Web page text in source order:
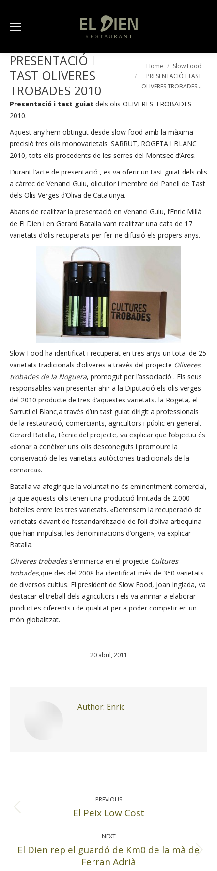
PRESENTACIÓ I
TAST OLIVERES
TROBADES 2010
You are here:
Home
Slow Food
PRESENTACIÓ I TAST
OLIVERES TROBADES…
Presentació i tast guiat dels olis OLIVERES TROBADES
2010.
Aquest any hem obtingut desde slow food amb la màxima
precisió tres olis monovarietals: SARRUT, ROGETA I BLANC
2010, tots ells procedents de les serres del Montsec d’Ares.
Durant l’acte de presentació , es va oferir un tast guiat dels olis
a càrrec de Venanci Guiu, olicultor i membre del Panell de Tast
dels Olis Verges d’Oliva de Catalunya.
Abans de realitzar la presentació en Venanci Guiu, l’Enric Millà
de El Dien i en Gerard Batalla vam realitzar una cata de 17
varietats d’olis recuperats per fer-ne difusió els propers anys.
Slow Food ha identificat i recuperat en tres anys un total de 25
varietats tradicionals d’oliveres a través del projecte Oliveres
trobades de la Noguera, promogut per l’associació . Els seus
responsables van presentar ahir a la Diputació els olis verges
del 2010 producte de tres d’aquestes varietats, la Rogeta, el
Sarruti el Blanc,a través d’un tast guiat dirigit a professionals
de la restauració, comerciants, agricultors i públic en general.
Gerard Batalla, tècnic del projecte, va explicar que l’objectiu és
«donar a conèixer uns olis desconeguts i promoure la
conservació de les varietats autòctones tradicionals de la
comarca».
Batalla va afegir que la voluntat no és eminentment comercial,
ja que aquests olis tenen una producció limitada de 2.000
botelles entre les tres varietats. «Defensem la recuperació de
varietats davant de l’estandardització de l’oli d’oliva arbequina
que han impulsat les denominacions d’origen», va explicar
Batalla.
Oliveres trobadess’emmarca en el projecte Cultures
trobades,que des del 2008 ha identificat més de 350 varietats
de diversos cultius. El president de Slow Food, Joan Inglada, va
destacar el treball dels agricultors i els va animar a elaborar
productes diferents i de qualitat per a poder competir en un
món globalitzat.
20 abril, 2011
Author: Enric
Post
PREVIOUS
Previous
El Peix Low Cost
NEXT
Next
post:
El Dien rep el guardó de Km0 de la mà de
Ferran Adrià